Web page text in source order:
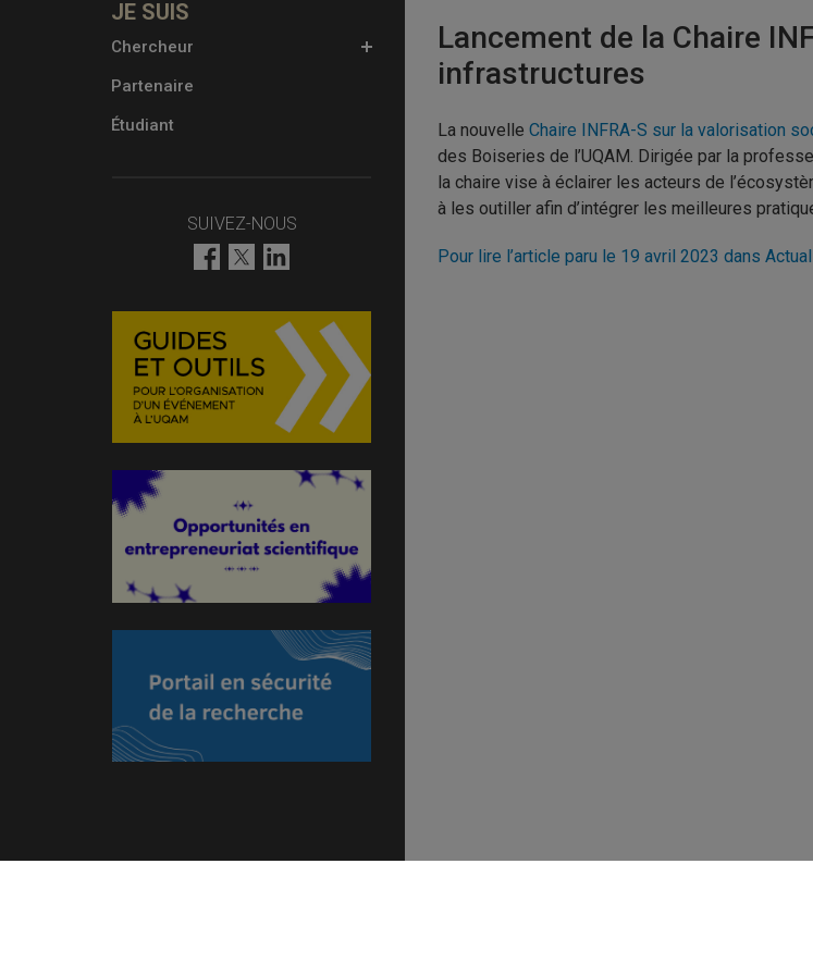
Chercheur
Partenaire
Étudiant
SUIVEZ-NOUS
Lancement de la Chaire
infrastructures
La nouvelle Chaire INFRA-S sur la valorisation
des Boiseries de l’UQAM. Dirigée par la
la chaire vise à éclairer les acteurs de
à les outiller afin d’intégrer les meilleures
Pour lire l’article paru le 19 avril 2023 dans